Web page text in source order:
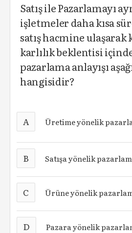
Satış ile Pazarlamayı
işletmeler daha kısa
satış hacmine ulaşarak
karlılık beklentisi
pazarlama anlayışı
hangisidir?
A Üretime yönelik
B Satışa yönelik
C Ürüne yönelik
D Pazara yönelik